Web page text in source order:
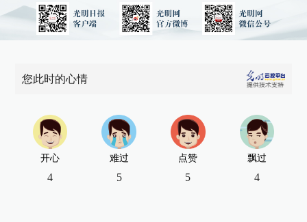
您此时的心情
开心
4
难过
5
点赞
5
飘过
4